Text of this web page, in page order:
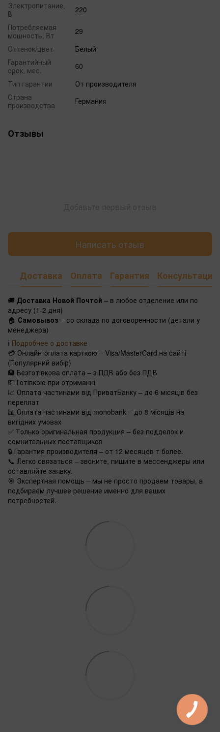
Электропитание,
В
220
Потребляемая
мощность, Вт
29
Оттенок/цвет
Белый
Гарантийный
срок, мес.
60
Тип гарантии
От производителя
Страна
производства
Германия
Отзывы
Написать отзыв
Доставка Оплата Гарантия Консультация
🚚 Доставка Новой Почтой – в любое отделение или по
адресу (1-2 дня)
🏠 Самовывоз – со склада по договоренности (детали у
менеджера)
ℹ️ Подробнее о доставке
💳 Онлайн-оплата карткою – Visa/MasterCard на сайті
(Популярний вибір)
🏦 Безготівкова оплата – з ПДВ або без ПДВ
💵 Готівкою при отриманні
📈 Оплата частинами від ПриватБанку – до 6 місяців без
переплат
📊 Оплата частинами від monobank – до 8 місяців на
вигідних умовах
✅ Только оригинальная продукция – без подделок и
сомнительных поставщиков
🔒 Гарантия производителя – от 12 месяцев т более.
📞 Легко связаться – звоните, пишите в мессенджеры или
оставляйте заявку.
🎯 Экспертная помощь – мы не просто продаем товары, а
подбираем лучшее решение именно для ваших
потребностей.